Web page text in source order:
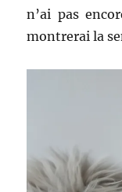
n’ai pas
montrerai la